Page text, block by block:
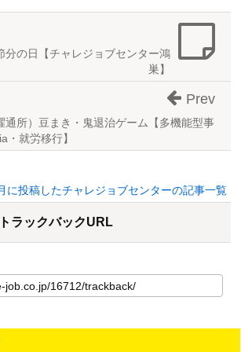
分の日【チャレジョブセンター鴻
巣】
通所）豆まき・鬼退治ゲーム
【多機能型事
・就労移行】
Prev
に投稿したチャレジョブセンターの記事一覧
ラックバックURL